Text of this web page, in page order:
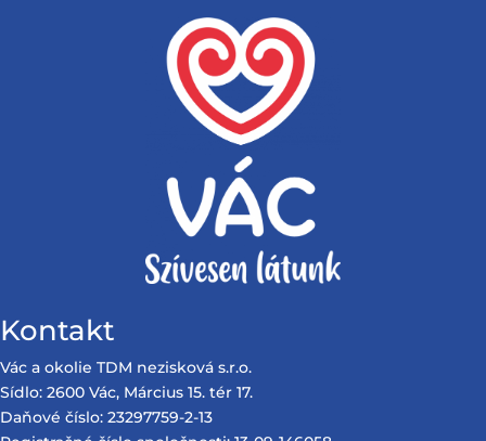
Kontakt
Vác a okolie TDM nezisková s.r.o.
Sídlo: 2600 Vác, Március 15. tér 17.
Daňové číslo: 23297759-2-13